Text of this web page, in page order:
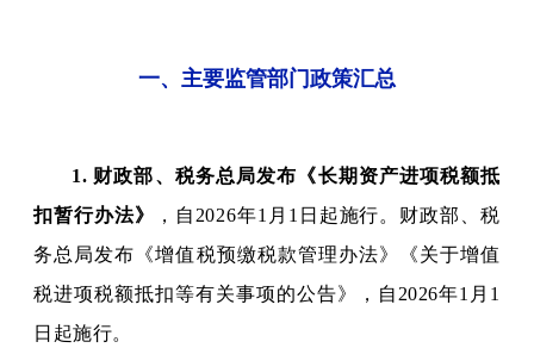
一、主要监管部门政策汇总
1. 财政部、税务总局发布《长期资产进项税额抵
扣暂行办法》
，自2026年1月1日起施行。财政部、税
务总局发布《增值税预缴税款管理办法》《关于增值
税进项税额抵扣等有关事项的公告》，自2026年1月1
日起施行。